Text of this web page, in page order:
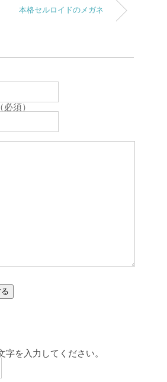
本格セルロイドのメガネ
須）
字を入力してください。